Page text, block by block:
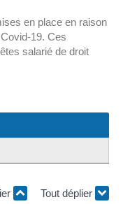
en place en raison
19. Ces
salarié de droit
Tout déplier